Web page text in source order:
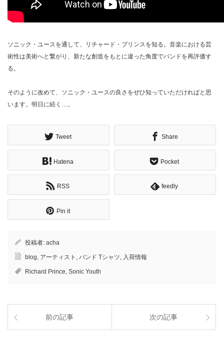
ソニック・ユースを通して、リチャード・プリンスを知る。音楽における芸
術性は美術へと繋がり、新たな創造をもとに違った角度でバンドを再評価す
る。
そのように改めて、ソニック・ユースの良さをぜひ知っていただければと思
います。明日に続く…。
Tweet Share
Hatena Pocket
RSS feedly
Pin it
投稿者: acha
blog, アーティスト , バンド Tシャツ, 入荷情報
Richard Prince, Sonic Youth
前の記事 次の記事